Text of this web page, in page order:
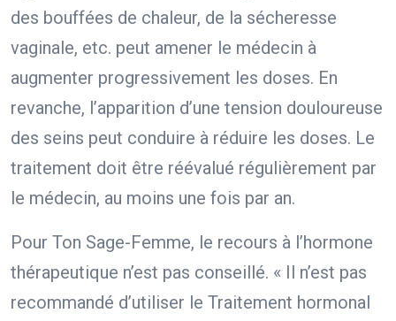
des bouffées de chaleur, de la sécheresse
vaginale, etc. peut amener le médecin à
augmenter progressivement les doses. En
revanche, l’apparition d’une tension douloureuse
des seins peut conduire à réduire les doses. Le
traitement doit être réévalué régulièrement par
le médecin, au moins une fois par an.
Pour Ton Sage-Femme, le recours à l’hormone
thérapeutique n’est pas conseillé. « Il n’est pas
recommandé d’utiliser le Traitement hormonal